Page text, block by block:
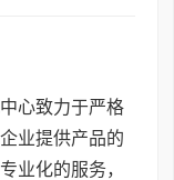
心致力于严格
业提供产品的
业化的服务，